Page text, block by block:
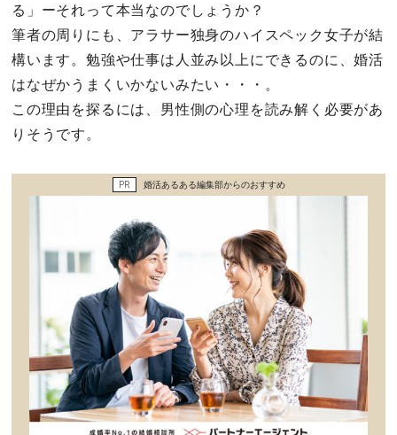
占い・診断
ファッション・美容
不倫・だめ男
心の処方箋
カルチャー・トレンド・芸能
る」ーそれって本当なのでしょうか？
筆者の周りにも、アラサー独身のハイスペック女子が結
構います。勉強や仕事は人並み以上にできるのに、婚活
はなぜかうまくいかないみたい・・・。
この理由を探るには、男性側の心理を読み解く必要があ
りそうです。
PR 婚活あるある編集部からのおすすめ